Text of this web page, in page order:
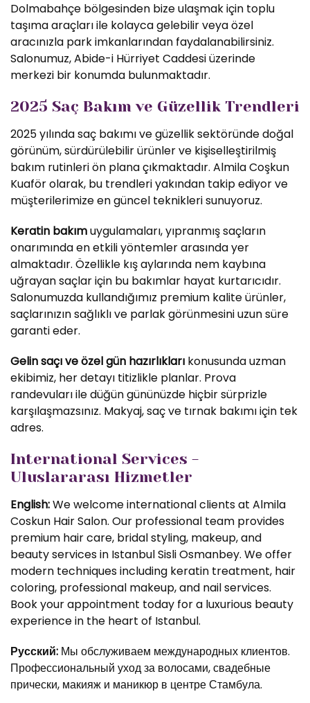
Dolmabahçe bölgesinden bize ulaşmak için toplu
taşıma araçları ile kolayca gelebilir veya özel
aracınızla park imkanlarından faydalanabilirsiniz.
Salonumuz, Abide-i Hürriyet Caddesi üzerinde
merkezi bir konumda bulunmaktadır.
2025 Saç Bakım ve Güzellik Trendleri
2025 yılında saç bakımı ve güzellik sektöründe doğal
görünüm, sürdürülebilir ürünler ve kişiselleştirilmiş
bakım rutinleri ön plana çıkmaktadır. Almila Coşkun
Kuaför olarak, bu trendleri yakından takip ediyor ve
müşterilerimize en güncel teknikleri sunuyoruz.
Keratin bakımuygulamaları, yıpranmış saçların
onarımında en etkili yöntemler arasında yer
almaktadır. Özellikle kış aylarında nem kaybına
uğrayan saçlar için bu bakımlar hayat kurtarıcıdır.
Salonumuzda kullandığımız premium kalite ürünler,
saçlarınızın sağlıklı ve parlak görünmesini uzun süre
garanti eder.
Gelin saçı ve özel gün hazırlıkları konusunda uzman
ekibimiz, her detayı titizlikle planlar. Prova
randevuları ile düğün gününüzde hiçbir sürprizle
karşılaşmazsınız. Makyaj, saç ve tırnak bakımı için tek
adres.
International Services -
Uluslararası Hizmetler
English:We welcome international clients at Almila
Coskun Hair Salon. Our professional team provides
premium hair care, bridal styling, makeup, and
beauty services in Istanbul Sisli Osmanbey. We offer
modern techniques including keratin treatment, hair
coloring, professional makeup, and nail services.
Book your appointment today for a luxurious beauty
experience in the heart of Istanbul.
Русский: Мы обслуживаем международных клиентов.
Профессиональный уход за волосами, свадебные
прически, макияж и маникюр в центре Стамбула.